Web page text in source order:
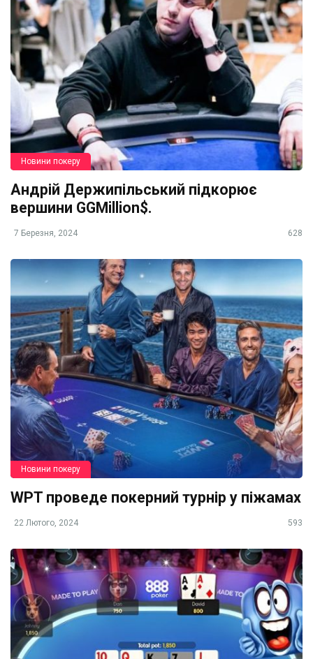
Новини покеру
Андрій Держипільський підкорює
вершини GGMillion$.
7 Березня, 2024 628
Новини покеру
WPT проведе покерний турнір у піжамах
22 Лютого, 2024 593